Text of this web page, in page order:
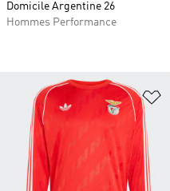
Domicile Argentine 26
Hommes Performance